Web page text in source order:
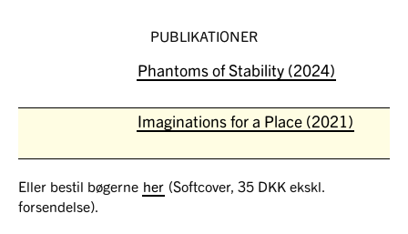
PUBLIKATIONER
Phantoms of Stability (2024)
Imaginations for a Place (2021)
Eller bestil bøgerne her (Softcover, 35 DKK ekskl.
forsendelse).